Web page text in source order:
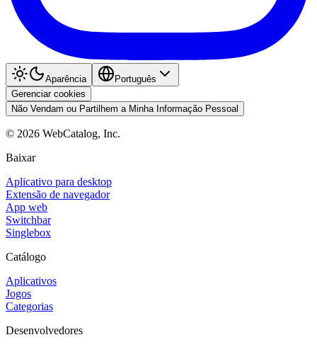
Aparência
Português
Gerenciar cookies
Não Vendam ou Partilhem a Minha Informação Pessoal
© 2026 WebCatalog, Inc.
Baixar
Aplicativo para desktop
Extensão de navegador
App web
Switchbar
Singlebox
Catálogo
Aplicativos
Jogos
Categorias
Desenvolvedores